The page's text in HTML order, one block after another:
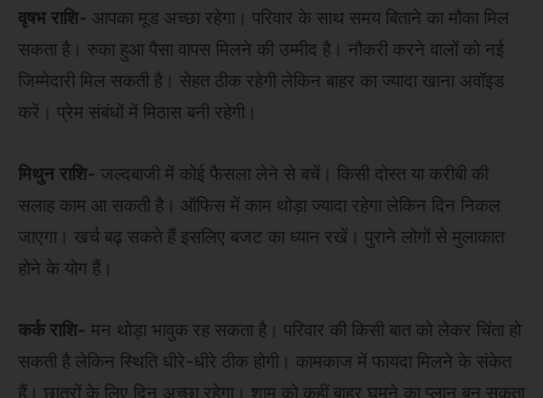
वृषभ राशि- आपका मूड अच्छा रहेगा। परिवार के साथ समय बिताने का मौका मिल
सकता है। रुका हुआ पैसा वापस मिलने की उम्मीद है। नौकरी करने वालों को नई
जिम्मेदारी मिल सकती है। सेहत ठीक रहेगी लेकिन बाहर का ज्यादा खाना अवॉइड
करें। प्रेम संबंधों में मिठास बनी रहेगी।
मिथुन राशि- जल्दबाजी में कोई फैसला लेने से बचें। किसी दोस्त या करीबी की
सलाह काम आ सकती है। ऑफिस में काम थोड़ा ज्यादा रहेगा लेकिन दिन निकल
जाएगा। खर्च बढ़ सकते हैं इसलिए बजट का ध्यान रखें। पुराने लोगों से मुलाकात
होने के योग हैं।
कर्क राशि- मन थोड़ा भावुक रह सकता है। परिवार की किसी बात को लेकर चिंता हो
सकती है लेकिन स्थिति धीरे-धीरे ठीक होगी। कामकाज में फायदा मिलने के संकेत
हैं। छात्रों के लिए दिन अच्छा रहेगा। शाम को कहीं बाहर घूमने का प्लान बन सकता